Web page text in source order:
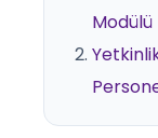
Modülü